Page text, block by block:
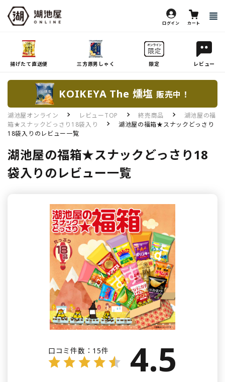
ログイン カート
揚げたて直送便 三方原男しゃく 限定 レビュー
KOIKEYA The 燻塩 販売中！
湖池屋オンライン レビューTOP 終売商品
湖池屋の福
箱★スナックどっさり18袋入り
湖池屋の福箱★スナックどっさり
18袋入りのレビュー一覧
湖池屋の福箱★スナックどっさり18
袋入りのレビュー一覧
口コミ件数： 15件 4.5